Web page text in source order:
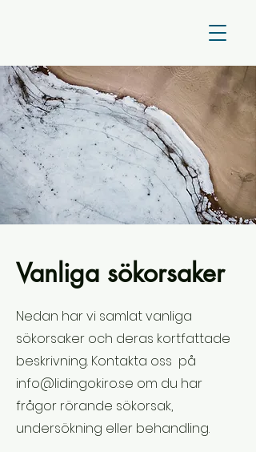
Vanliga sökorsaker
Nedan har vi samlat vanliga
sökorsaker och deras kortfattade
beskrivning. Kontakta oss på
info@lidingokiro.se om du har
frågor rörande sökorsak,
undersökning eller behandling.